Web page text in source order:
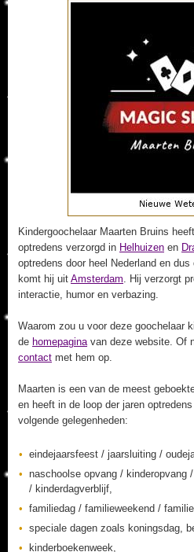
Kindergoochelaar Maarten Bruins
optredens verzorgd in Helhuizen en
optredens door heel Nederland en dus
komt hij uit Amsterdam. Hij verzorgt
interactie, humor en verbazing.
Waarom zou u voor deze goochelaar
de homepaginavan deze website. Of
contact met hem op.
Maarten is een van de meest
en heeft in de loop der jaren
volgende gelegenheden:
eindejaarsfeest / jaarsluiting /
naschoolse opvang / kinderopvang
/ kinderdagverblijf,
familiedag / familieweekend /
speciale dagen zoals koningsdag,
kinderboekenweek,